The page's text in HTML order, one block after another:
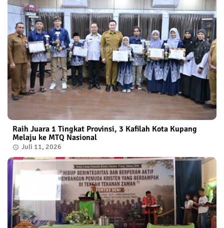
Raih Juara 1 Tingkat Provinsi, 3 Kafilah Kota Kupang
Melaju ke MTQ Nasional
Juli 11, 2026